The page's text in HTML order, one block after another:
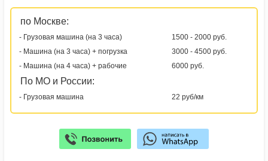
по Москве:
- Грузовая машина (на 3 часа)
1500 - 2000 руб.
- Машина (на 3 часа) + погрузка
3000 - 4500 руб.
- Машина (на 4 часа) + рабочие
6000 руб.
По МО и России:
- Грузовая машина 22 руб/км